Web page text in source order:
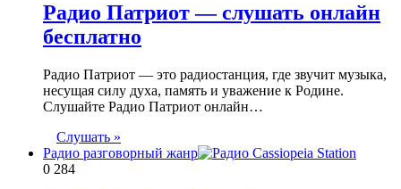
Радио Патриот — слушать онлайн
бесплатно
Радио Патриот — это радиостанция, где звучит музыка,
несущая силу духа, память и уважение к Родине.
Слушайте Радио Патриот онлайн…
Слушать »
Радио разговорный жанр
0 284